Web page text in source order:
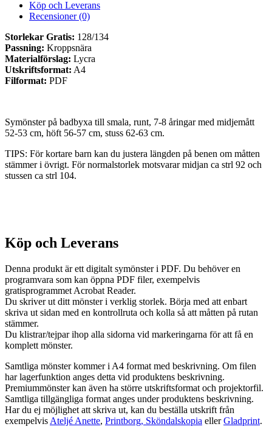
Köp och Leverans
Recensioner (0)
Storlekar Gratis: 128/134
Passning: Kroppsnära
Materialförslag: Lycra
Utskriftsformat: A4
Filformat: PDF
Symönster på badbyxa till smala, runt, 7-8 åringar med midjemått
52-53 cm, höft 56-57 cm, stuss 62-63 cm.
TIPS: För kortare barn kan du justera längden på benen om måtten
stämmer i övrigt. För normalstorlek motsvarar midjan ca strl 92 och
stussen ca strl 104.
Köp och Leverans
Denna produkt är ett digitalt symönster i PDF. Du behöver en
programvara som kan öppna PDF filer, exempelvis
gratisprogrammet Acrobat Reader.
Du skriver ut ditt mönster i verklig storlek. Börja med att enbart
skriva ut sidan med en kontrollruta och kolla så att måtten på rutan
stämmer.
Du klistrar/tejpar ihop alla sidorna vid markeringarna för att få en
komplett mönster.
Samtliga mönster kommer i A4 format med beskrivning. Om filen
har lagerfunktion anges detta vid produktens beskrivning.
Premiummönster kan även ha större utskriftsformat och projektorfil.
Samtliga tillgängliga format anges under produktens beskrivning.
Har du ej möjlighet att skriva ut, kan du beställa utskrift från
exempelvis Ateljé Anette, Printborg, Sköndalskopia ellerGladprint.